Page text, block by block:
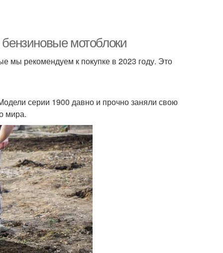
мотоблоки
мы рекомендуем к покупке в 2023 году. Это
серии 1900 давно и прочно заняли свою
мира.